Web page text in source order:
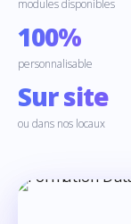
modules disponibles
100%
personnalisable
Sur site
ou dans nos locaux